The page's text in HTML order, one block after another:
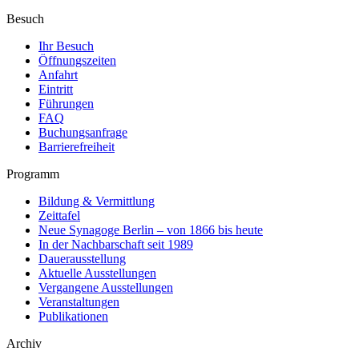
Besuch
Ihr Besuch
Öffnungszeiten
Anfahrt
Eintritt
Führungen
FAQ
Buchungsanfrage
Barrierefreiheit
Programm
Bildung & Vermittlung
Zeittafel
Neue Synagoge Berlin – von 1866 bis heute
In der Nachbarschaft seit 1989
Dauerausstellung
Aktuelle Ausstellungen
Vergangene Ausstellungen
Veranstaltungen
Publikationen
Archiv